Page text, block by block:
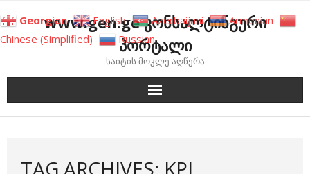
to
content
www.gen.ge კონსალტინგური
პორტალი
საიტის მოკლე აღწერა
TAG ARCHIVES: KPI
Georgian English Azerbaijani
Armenian
Chinese (Simplified)
Russian